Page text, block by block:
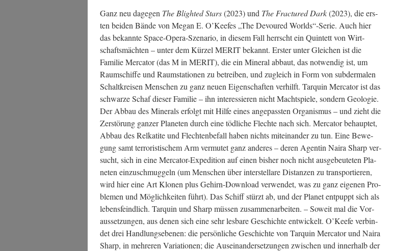
Ganz neu dage­gen The Bligh­ted Stars(2023) und The Frac­tu­red Dark(2023), die ers­
ten bei­den Bän­de von Megan E. O’Kee­fes „The Devou­red Worlds“-Serie. Auch hier
das bekann­te Space-Ope­ra-Sze­na­rio, in die­sem Fall herrscht ein Quin­tett von Wirt­
schafts­mäch­ten – unter dem Kür­zel MERIT bekannt. Ers­ter unter Glei­chen ist die
Fami­lie Mer­ca­tor (das M in MERIT), die ein Mine­ral abbaut, das not­wen­dig ist, um
Raum­schif­fe und Raum­sta­tio­nen zu betrei­ben, und zugleich in Form von sub­der­ma­len
Schalt­krei­sen Men­schen zu ganz neu­en Eigen­schaf­ten ver­hilft. Tar­quin Mer­ca­tor ist das
schwar­ze Schaf die­ser Fami­lie – ihn inter­es­sie­ren nicht Macht­spie­le, son­dern Geo­lo­gie.
Der Abbau des Mine­rals erfolgt mit Hil­fe eines ange­pass­ten Orga­nis­mus – und zieht die
Zer­stö­rung gan­zer Pla­ne­ten durch eine töd­li­che Flech­te nach sich. Mer­ca­tor behaup­tet,
Abbau des Rel­ka­ti­te und Flech­ten­be­fall haben nichts mit­ein­an­der zu tun. Eine Bewe­
gung samt ter­ro­ris­ti­schem Arm ver­mu­tet ganz ande­res – deren Agen­tin Nai­ra Sharp ver­
sucht, sich in eine Mer­ca­tor-Expe­di­ti­on auf einen bis­her noch nicht aus­ge­beu­te­ten Pla­
ne­ten ein­zu­schmug­geln (um Men­schen über inter­stel­la­re Distan­zen zu trans­por­tie­ren,
wird hier eine Art Klo­nen plus Gehirn-Down­load ver­wen­det, was zu ganz eige­nen Pro­
ble­men und Mög­lich­kei­ten führt). Das Schiff stürzt ab, und der Pla­net ent­puppt sich als
lebens­feind­lich. Tar­quin und Sharp müs­sen zusam­men­ar­bei­ten. – Soweit mal die Vor­
aus­set­zun­gen, aus denen sich eine sehr les­ba­re Geschich­te ent­wi­ckelt. O’Kee­fe ver­bin­
det drei Hand­lungs­ebe­nen: die per­sön­li­che Geschich­te von Tar­quin Mer­ca­tor und Nai­ra
Sharp, in meh­re­ren Varia­tio­nen; die Aus­ein­an­der­set­zun­gen zwi­schen und inner­halb der